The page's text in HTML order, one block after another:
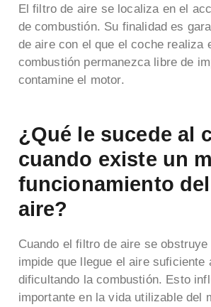
El filtro de aire se localiza en el
de combustión. Su finalidad es
de aire con el que el coche realiza
combustión permanezca libre de
contamine el motor.
¿Qué le sucede al
cuando existe un
funcionamiento
aire?
Cuando el filtro de aire se
impide que llegue el aire suficiente
dificultando la combustión. Esto
importante en la vida utilizable del